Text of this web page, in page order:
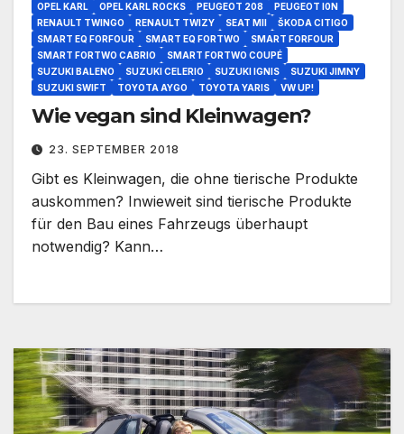
OPEL KARL
OPEL KARL ROCKS PEUGEOT 208
PEUGEOT I0N
RENAULT TWINGO
RENAULT TWIZY SEAT MII
ŠKODA CITIGO
SMART EQ FORFOUR
SMART EQ FORTWO
SMART FORFOUR
SMART FORTWO CABRIO
SMART FORTWO COUPÉ
SUZUKI BALENO
SUZUKI CELERIO SUZUKI IGNIS
SUZUKI JIMNY
SUZUKI SWIFT
TOYOTA AYGO TOYOTA YARIS VW UP!
Wie vegan sind Kleinwagen?
23. SEPTEMBER 2018
Gibt es Kleinwagen, die ohne tierische Produkte
auskommen? Inwieweit sind tierische Produkte
für den Bau eines Fahrzeugs überhaupt
notwendig? Kann…